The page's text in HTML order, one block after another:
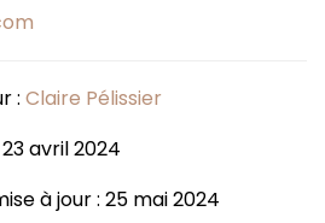
: Claire Pélissier
avril 2024
à jour : 25 mai 2024